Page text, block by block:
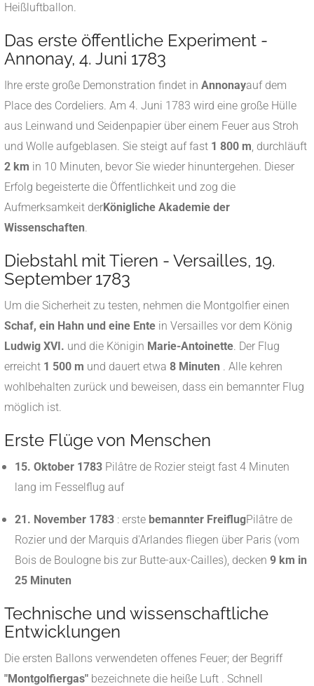
Heißluftballon.
Das erste öffentliche Experiment -
Annonay, 4. Juni 1783
Ihre erste große Demonstration findet in Annonayauf dem
Place des Cordeliers. Am 4. Juni 1783 wird eine große Hülle
aus Leinwand und Seidenpapier über einem Feuer aus Stroh
und Wolle aufgeblasen. Sie steigt auf fast 1 800 m, durchläuft
2 km in 10 Minuten, bevor Sie wieder hinuntergehen. Dieser
Erfolg begeisterte die Öffentlichkeit und zog die
Aufmerksamkeit derKönigliche Akademie der
Wissenschaften.
Diebstahl mit Tieren - Versailles, 19.
September 1783
Um die Sicherheit zu testen, nehmen die Montgolfier einen
Schaf, ein Hahn und eine Ente in Versailles vor dem König
Ludwig XVI. und die Königin Marie-Antoinette. Der Flug
erreicht 1 500 m und dauert etwa 8 Minuten . Alle kehren
wohlbehalten zurück und beweisen, dass ein bemannter Flug
möglich ist.
Erste Flüge von Menschen
15. Oktober 1783 Pilâtre de Rozier steigt fast 4 Minuten
lang im Fesselflug auf
21. November 1783 : erste bemannter FreiflugPilâtre de
Rozier und der Marquis d'Arlandes fliegen über Paris (vom
Bois de Boulogne bis zur Butte-aux-Cailles), decken 9 km in
25 Minuten
Technische und wissenschaftliche
Entwicklungen
Die ersten Ballons verwendeten offenes Feuer; der Begriff
"Montgolfiergas" bezeichnete die heiße Luft . Schnell